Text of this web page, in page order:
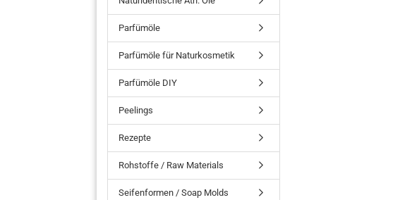
Parfümöle
Parfümöle für Naturkosmetik
Parfümöle DIY
Peelings
Rezepte
Rohstoffe / Raw Materials
Seifenformen / Soap Molds